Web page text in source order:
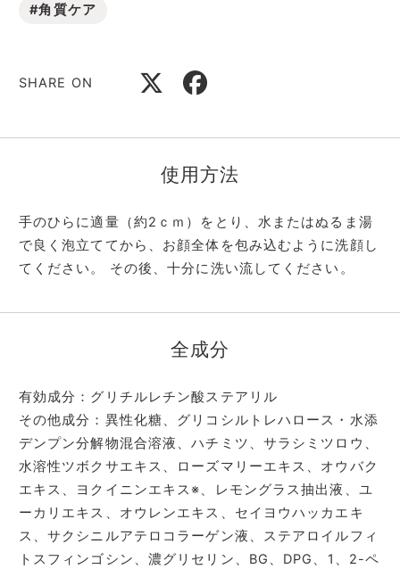
#角質ケア
SHARE ON
使用方法
手のひらに適量（約2ｃｍ）をとり、水またはぬるま湯
で良く泡立ててから、お顔全体を包み込むように洗顔し
てください。 その後、十分に洗い流してください。
全成分
有効成分：グリチルレチン酸ステアリル
その他成分：異性化糖、グリコシルトレハロース・水添
デンプン分解物混合溶液、ハチミツ、サラシミツロウ、
水溶性ツボクサエキス、ローズマリーエキス、オウバク
エキス、ヨクイニンエキス※、レモングラス抽出液、ユ
ーカリエキス、オウレンエキス、セイヨウハッカエキ
ス、サクシニルアテロコラーゲン液、ステアロイルフィ
トスフィンゴシン、濃グリセリン、BG、DPG、1、2-ペ